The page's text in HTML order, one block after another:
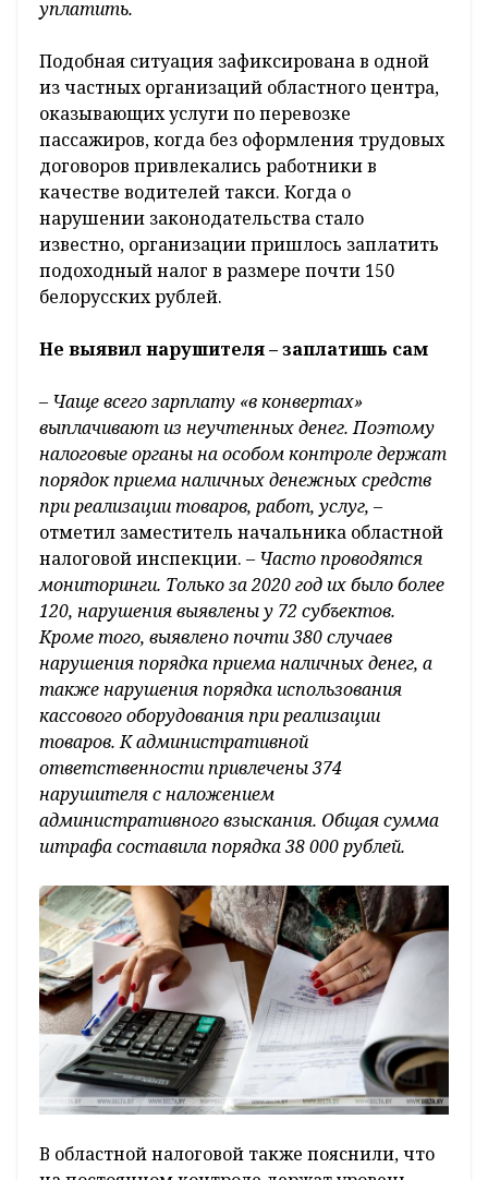
уплатить.
Подобная ситуация зафиксирована в одной
из частных организаций областного центра,
оказывающих услуги по перевозке
пассажиров, когда без оформления трудовых
договоров привлекались работники в
качестве водителей такси. Когда о
нарушении законодательства стало
известно, организации пришлось заплатить
подоходный налог в размере почти 150
белорусских рублей.
Не выявил нарушителя – заплатишь сам
– Чаще всего зарплату «в конвертах»
выплачивают из неучтенных денег. Поэтому
налоговые органы на особом контроле держат
порядок приема наличных денежных средств
при реализации товаров, работ, услуг, –
отметил заместитель начальника областной
налоговой инспекции. – Часто проводятся
мониторинги. Только за 2020 год их было более
120, нарушения выявлены у 72 субъектов.
Кроме того, выявлено почти 380 случаев
нарушения порядка приема наличных денег, а
также нарушения порядка использования
кассового оборудования при реализации
товаров. К административной
ответственности привлечены 374
нарушителя с наложением
административного взыскания. Общая сумма
штрафа составила порядка 38 000 рублей.
В областной налоговой также пояснили, что